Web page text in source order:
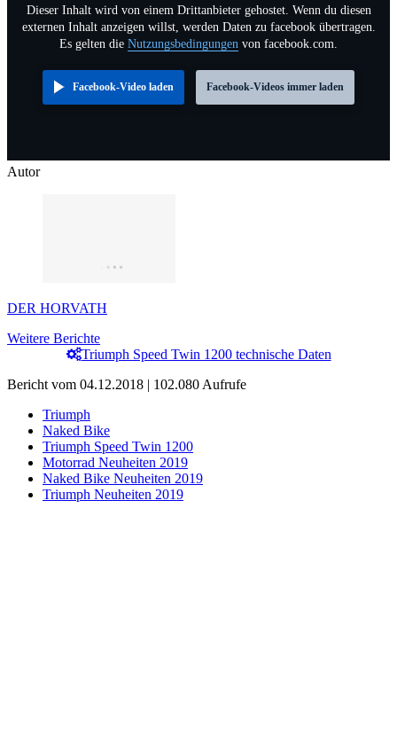
Dieser Inhalt wird von einem Drittanbieter gehostet. Wenn du diesen
externen Inhalt anzeigen willst, werden Daten zu facebook übertragen.
Es gelten die Nutzungsbedingungen von facebook.com.
Facebook-Video laden Facebook-Videos immer laden
Autor
DER HORVATH
Weitere Berichte
Triumph Speed Twin 1200 technische Daten
Bericht vom 04.12.2018 | 102.080 Aufrufe
Triumph
Naked Bike
Triumph Speed Twin 1200
Motorrad Neuheiten 2019
Naked Bike Neuheiten 2019
Triumph Neuheiten 2019